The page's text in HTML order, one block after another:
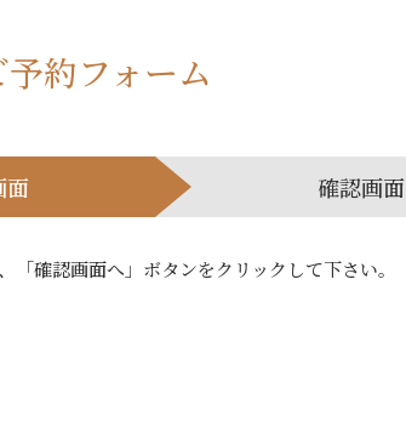
約フォーム
面 確認画面
「確認画面へ」ボタンをクリックして下さい。